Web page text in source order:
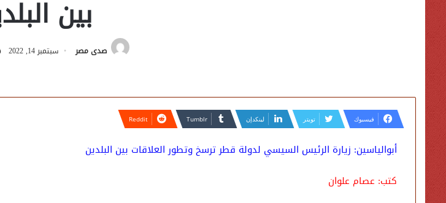
بين
صدى مصر سبتمبر 14, 2022
فيسبوك تويتر لينكدإن
أبوالياسين: زيارة الرئيس السيسي لدولة قطر ترسخ وتطور العلاقات بين البلدين
كتب: عصام علوان